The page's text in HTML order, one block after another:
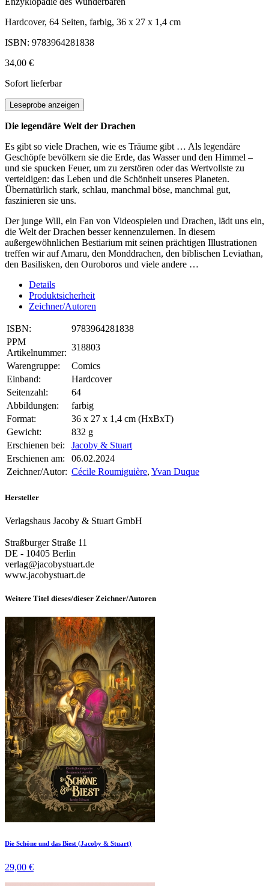
Hardcover, 64 Seiten, farbig, 36 x 27 x 1,4 cm
ISBN: 9783964281838
34,00 €
Sofort lieferbar
Leseprobe anzeigen
Die legendäre Welt der Drachen
Es gibt so viele Drachen, wie es Träume gibt … Als legendäre
Geschöpfe bevölkern sie die Erde, das Wasser und den Himmel –
und sie spucken Feuer, um zu zerstören oder das Wertvollste zu
verteidigen: das Leben und die Schönheit unseres Planeten.
Übernatürlich stark, schlau, manchmal böse, manchmal gut,
faszinieren sie uns.
Der junge Will, ein Fan von Videospielen und Drachen, lädt uns ein,
die Welt der Drachen besser kennenzulernen. In diesem
außergewöhnlichen Bestiarium mit seinen prächtigen Illustrationen
treffen wir auf Amaru, den Monddrachen, den biblischen Leviathan,
den Basilisken, den Ouroboros und viele andere …
Details
Produktsicherheit
Zeichner/Autoren
ISBN:
9783964281838
PPM
Artikelnummer:
318803
Warengruppe:
Comics
Einband:
Hardcover
Seitenzahl:
64
Abbildungen:
farbig
Format:
36 x 27 x 1,4 cm (HxBxT)
Gewicht:
832 g
Erschienen bei:
Jacoby & Stuart
Erschienen am:
06.02.2024
Zeichner/Autor: Cécile Roumiguière, Yvan Duque
Hersteller
Verlagshaus Jacoby & Stuart GmbH
Straßburger Straße 11
DE - 10405 Berlin
verlag@jacobystuart.de
www.jacobystuart.de
Weitere Titel dieses/dieser Zeichner/Autoren
Die Schöne und das Biest (Jacoby & Stuart)
29,00 €